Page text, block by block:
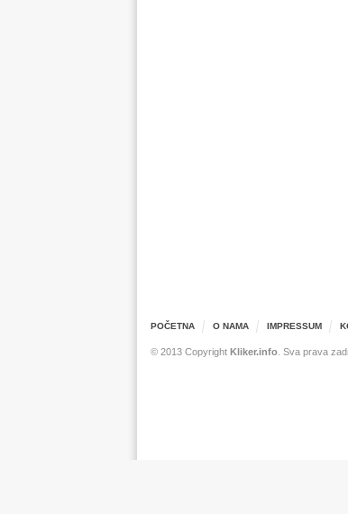
POČETNA O NAMA IMPRESSUM
© 2013 Copyright Kliker.info. Sva prava